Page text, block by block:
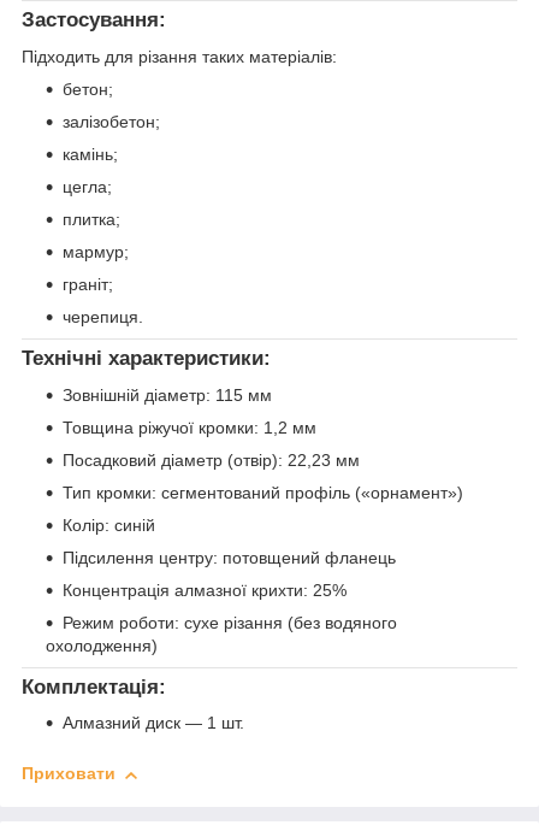
Застосування:
Підходить для різання таких матеріалів:
бетон;
залізобетон;
камінь;
цегла;
плитка;
мармур;
граніт;
черепиця.
Технічні характеристики:
Зовнішній діаметр: 115 мм
Товщина ріжучої кромки: 1,2 мм
Посадковий діаметр (отвір): 22,23 мм
Тип кромки: сегментований профіль («орнамент»)
Колір: синій
Підсилення центру: потовщений фланець
Концентрація алмазної крихти: 25%
Режим роботи: сухе різання (без водяного
охолодження)
Комплектація:
Алмазний диск — 1 шт.
Приховати